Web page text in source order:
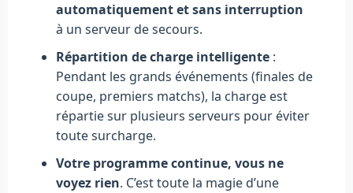
automatiquement et sans interruption
à un serveur de secours.
Répartition de charge intelligente :
Pendant les grands événements (finales de
coupe, premiers matchs), la charge est
répartie sur plusieurs serveurs pour éviter
toute surcharge.
Votre programme continue, vous ne
voyez rien. C’est toute la magie d’une